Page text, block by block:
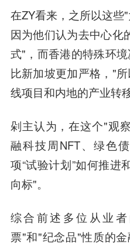
在ZY看来，之所以这些
因为他们认为去中心化
式"，而香港的特殊环
比新加坡更加严格，"
线项目和内地的产业转
剁主认为，在这个"观
融科技周NFT、绿色
项“试验计划”如何推进
向标"。
综合前述多位从业
票"和"纪念品"性质的